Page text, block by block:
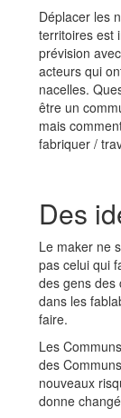
Déplacer les
territoires est
prévision
acteurs qui
nacelles.
être un
mais
fabriquer /
Des
Le maker ne
pas celui qui
des gens des
dans les
faire.
Les
des
nouveaux
donne